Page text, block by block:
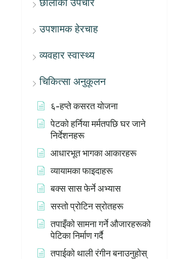
उपशामक हेरचाह
व्यवहार स्वास्थ्य
चिकित्सा अनुकूलन
६-हप्ते कसरत योजना
पेटको हर्निया मर्मतपछि घर जाने
निर्देशनहरू
आधारभूत भागका आकारहरू
व्यायामका फाइदाहरू
बक्स सास फेर्ने अभ्यास
सस्तो प्रोटिन स्रोतहरू
तपाइँको सामना गर्ने औजारहरूको
पेटिका निर्माण गर्दै
तपाईको थाली रंगीन बनाउनुहोस्